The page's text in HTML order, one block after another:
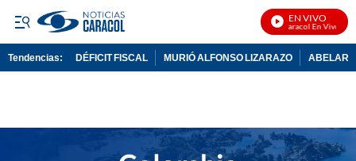
EN VIVO
Noticias Caracol En Vivo
Tendencias: DÉFICIT FISCAL MURIÓ ALFONSO LIZARAZO